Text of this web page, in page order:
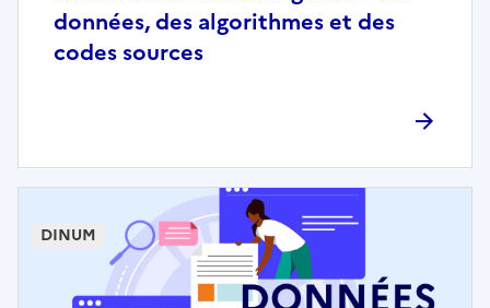
données, des algorithmes et des
codes sources
DINUM